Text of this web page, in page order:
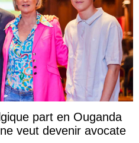
part en Ouganda
veut devenir avocate